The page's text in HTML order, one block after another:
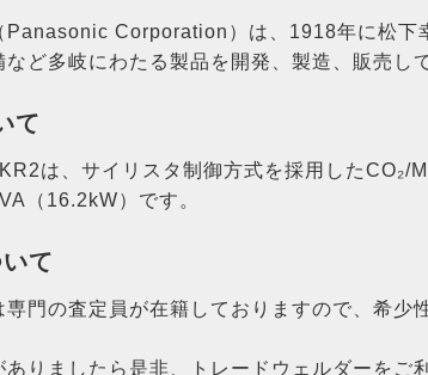
Panasonic Corporation）は、1918年に松下
ど多岐にわたる製品を開発、製造、販売し
て
は、サイリスタ制御方式を採用したCO₂/
（16.2kW）です。​
て
専門の査定員が在籍しておりますので、希少
りましたら是非、トレードウェルダーをご